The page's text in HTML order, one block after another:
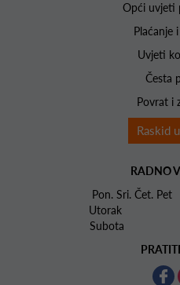
Opći uvjeti
Plaćanje
Uvjeti
Česta
Povrat i
Raskid
RADNO
Pon. Sri. Čet.
Utorak
Subota